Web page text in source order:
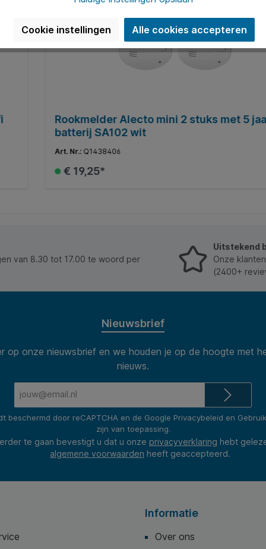
Rookmelder Alecto mini 2 stuks met 5
batterij SA102 wit
Art. Nr.: Q1438406
€ 19,25*
van 8.30 tot 17.00 te woord per
Uitstekend
Onze
(2400+
Nieuwsbrief
op onze nieuwsbrief en we houden je op de hoogte met
nieuws.
beschermd door reCAPTCHA en de Google Privacybeleid en
zijn van toepassing.
te gaan bevestigt u dat u onze privacyverklaring hebt
algemene voorwaarden heeft geaccepteerd.
Informatie
Over ons
Cookie instellingen Alle cookies accepteren